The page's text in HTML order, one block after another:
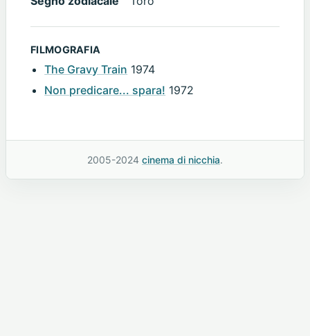
FILMOGRAFIA
The Gravy Train 1974
Non predicare... spara! 1972
2005-2024 cinema di nicchia.